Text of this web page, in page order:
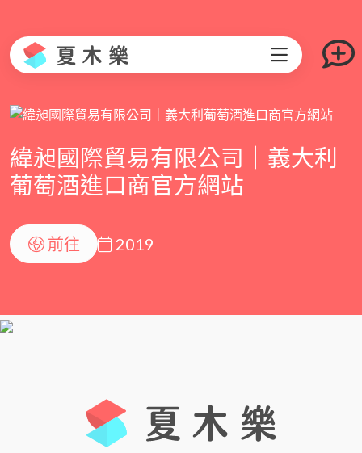
緯昶國際貿易有限公司｜義大利
葡萄酒進口商官方網站
前往 2019